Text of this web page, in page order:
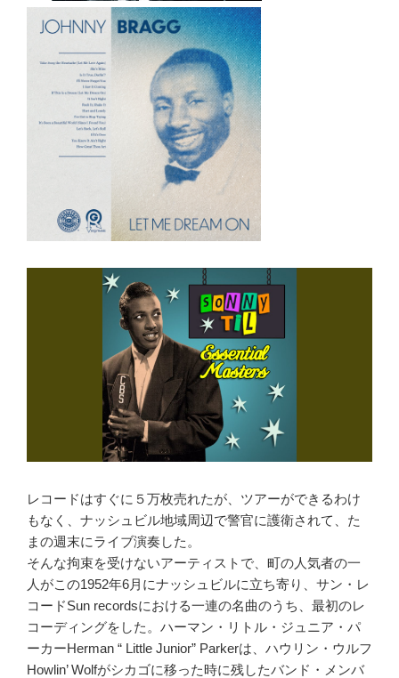
レコードはすぐに５万枚売れたが、ツアーができるわけ
もなく、ナッシュビル地域周辺で警官に護衛されて、た
まの週末にライブ演奏した。
そんな拘束を受けないアーティストで、町の人気者の一
人がこの1952年6月にナッシュビルに立ち寄り、サン・レ
コードSun recordsにおける一連の名曲のうち、最初のレ
コーディングをした。ハーマン・リトル・ジュニア・パ
ーカーHerman “ Little Junior” Parkerは、ハウリン・ウルフ
Howlin’ Wolfがシカゴに移った時に残したバンド・メンバ